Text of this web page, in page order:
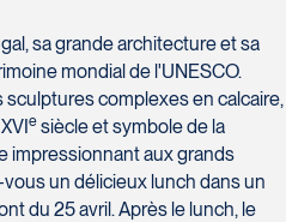
sa grande architecture et sa
mondial de l'UNESCO.
complexes en calcaire,
esiècle et symbole de la
impressionnant aux grands
un délicieux lunch dans un
du 25 avril. Après le lunch, le